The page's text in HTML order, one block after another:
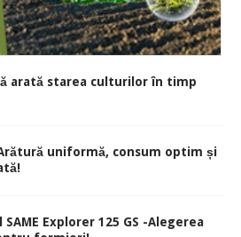
arată starea culturilor în timp
Arătură uniformă, consum optim și
Explorer 125 GS -Alegerea